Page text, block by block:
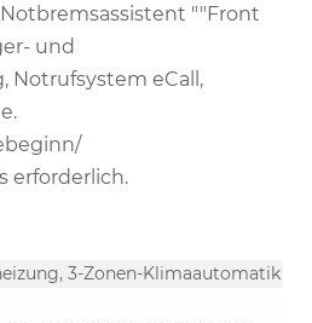
""Front
und
Notrufsystem eCall,
erforderlich.
3-Zonen-Klimaautomatik